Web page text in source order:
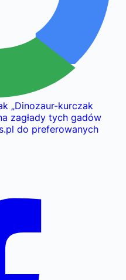
„Dinozaur-kurczak
zagłady tych gadów
do preferowanych